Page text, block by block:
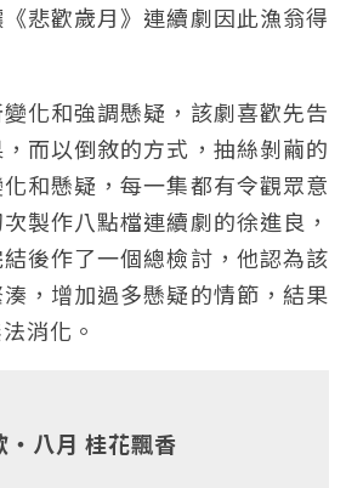
悲歡歲月》連續劇因此漁翁得
化和強調懸疑，該劇喜歡先告
而以倒敘的方式，抽絲剝繭的
和懸疑，每一集都有令觀眾意
製作八點檔連續劇的徐進良，
後作了一個總檢討，他認為該
，增加過多懸疑的情節，結果
消化。
‧八月 桂花飄香